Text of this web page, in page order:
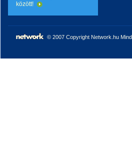
között!
© 2007 Copyright Network.hu